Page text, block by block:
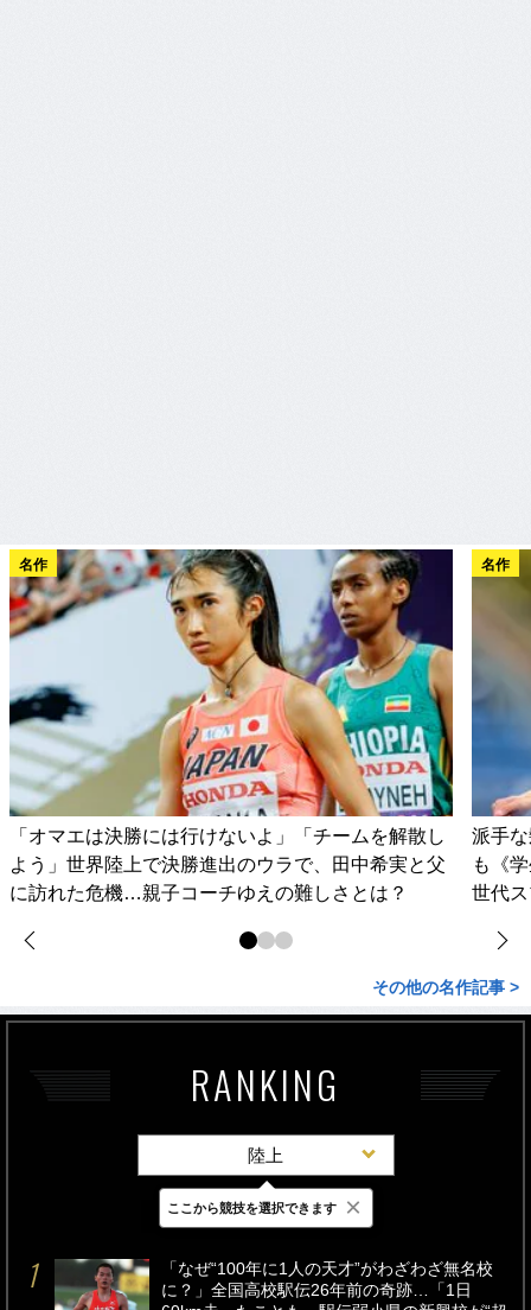
名作
「オマエは決勝には行けないよ」「チームを解散し
よう」世界陸上で決勝進出のウラで、田中希実と父
に訪れた危機…親子コーチゆえの難しさとは？
名作
派手
も《
世代
その他の名作記事 >
RANKING
陸上
最新 24時間 週間
「なぜ“100年に1人の天才”がわざわざ無名校
に？」全国高校駅伝26年前の奇跡…「1日
ここから競技を選択できます ×